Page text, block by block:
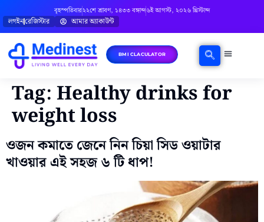
বৃহস্পতিবার২২শে শ্রাবণ, ১৪৩৩ বঙ্গাব্দ৬ই আগস্ট, ২০২৬ খ্রিস্টাব্দ
লগইনরেজিস্টার আমার অ্যাকাউন্ট
BMI CLACULATOR
Tag:Healthy drinks for
weight loss
ওজন কমাতে জেনে নিন চিয়া সিড ওয়াটার
খাওয়ার এই সহজ ৬ টি ধাপ!